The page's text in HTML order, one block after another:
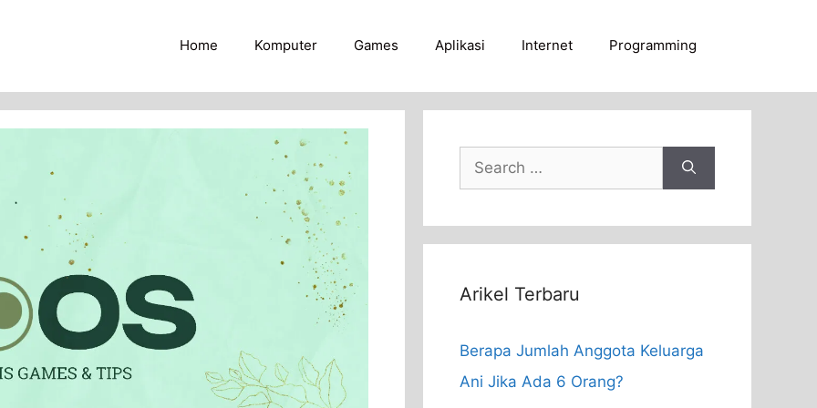
Home Komputer Games Aplikasi Internet Programming
Search
for:
Arikel Terbaru
Berapa Jumlah Anggota Keluarga
Ani Jika Ada 6 Orang?